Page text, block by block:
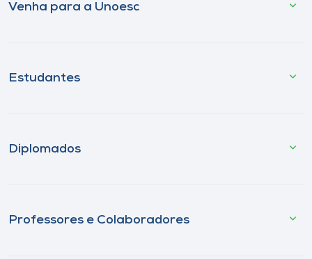
Venha para a Unoesc
Estudantes
Diplomados
Professores e Colaboradores